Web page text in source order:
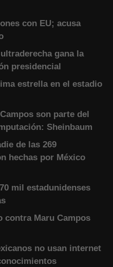
con EU; acusa
gana la
presidencial
estrella en el estadio
son parte del
Sheinbaum
de las 269
hechas por México
mil estadunidenses
contra Maru Campos
no usan internet